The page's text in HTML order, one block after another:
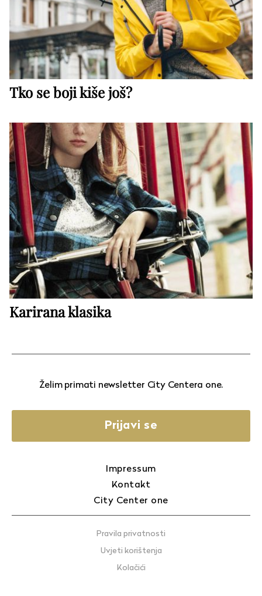
Tko se boji kiše još?
Karirana klasika
Želim primati newsletter City Centera one.
Prijavi se
Impressum
Kontakt
City Center one
Pravila privatnosti
Uvjeti korištenja
Kolačići